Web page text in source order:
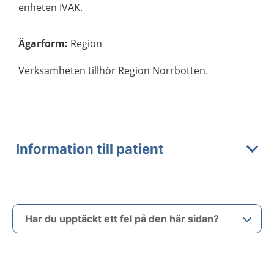
enheten IVAK.
Ägarform: Region
Verksamheten tillhör Region Norrbotten.
Information till patient
Har du upptäckt ett fel på den här sidan?